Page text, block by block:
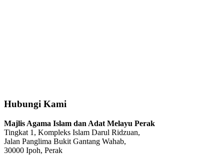
Hubungi Kami
Majlis Agama Islam dan Adat Melayu Perak
Tingkat 1, Kompleks Islam Darul Ridzuan,
Jalan Panglima Bukit Gantang Wahab,
30000 Ipoh, Perak